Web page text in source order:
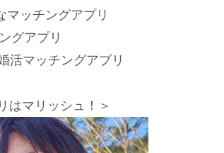
マッチングアプリ
グアプリ
活マッチングアプリ
はマリッシュ！＞